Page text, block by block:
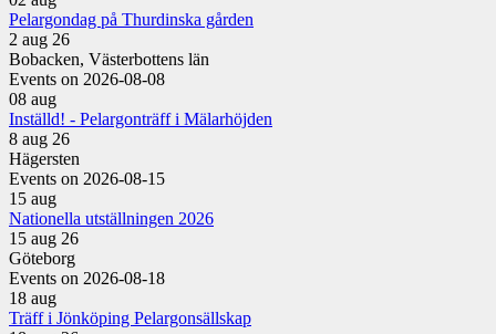
Pelargondag på Thurdinska gården
2 aug 26
Bobacken, Västerbottens län
Events on 2026-08-08
08 aug
Inställd! - Pelargonträff i Mälarhöjden
8 aug 26
Hägersten
Events on 2026-08-15
15 aug
Nationella utställningen 2026
15 aug 26
Göteborg
Events on 2026-08-18
18 aug
Träff i Jönköping Pelargonsällskap